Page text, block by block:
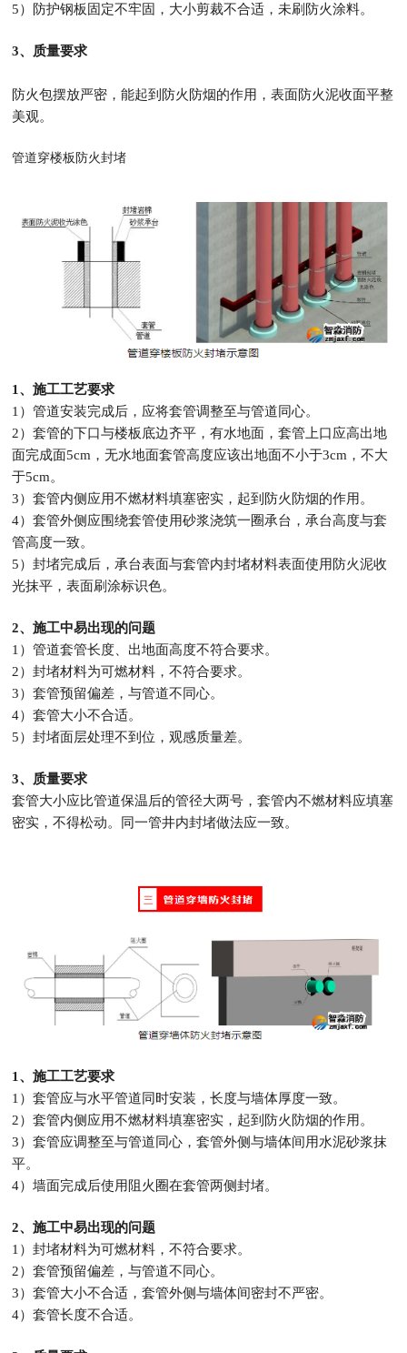
5）防护钢板固定不牢固，大小剪裁不合适，未刷防火涂料。
3、质量要求
防火包摆放严密，能起到防火防烟的作用，表面防火泥收面平整
美观。
管道穿楼板防火封堵
1、施工工艺要求
1）管道安装完成后，应将套管调整至与管道同心。
2）套管的下口与楼板底边齐平，有水地面，套管上口应高出地
面完成面5cm，无水地面套管高度应该出地面不小于3cm，不大
于5cm。
3）套管内侧应用不燃材料填塞密实，起到防火防烟的作用。
4）套管外侧应围绕套管使用砂浆浇筑一圈承台，承台高度与套
管高度一致。
5）封堵完成后，承台表面与套管内封堵材料表面使用防火泥收
光抹平，表面刷涂标识色。
2、施工中易出现的问题
1）管道套管长度、出地面高度不符合要求。
2）封堵材料为可燃材料，不符合要求。
3）套管预留偏差，与管道不同心。
4）套管大小不合适。
5）封堵面层处理不到位，观感质量差。
3、质量要求
套管大小应比管道保温后的管径大两号，套管内不燃材料应填塞
密实，不得松动。 同一管井内封堵做法应一致。
1、施工工艺要求
1）套管应与水平管道同时安装，长度与墙体厚度一致。
2）套管内侧应用不燃材料填塞密实，起到防火防烟的作用。
3）套管应调整至与管道同心，套管外侧与墙体间用水泥砂浆抹
平。
4）墙面完成后使用阻火圈在套管两侧封堵。
2、施工中易出现的问题
1）封堵材料为可燃材料，不符合要求。
2）套管预留偏差，与管道不同心。
3）套管大小不合适，套管外侧与墙体间密封不严密。
4）套管长度不合适。